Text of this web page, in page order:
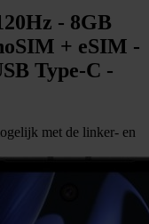
- 8GB
+ eSIM -
Type‑C -
met de linker- en